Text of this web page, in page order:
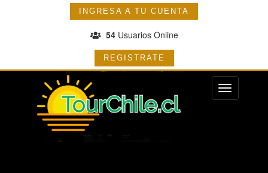
INGRESA A TU CUENTA
54Usuarios Online
REGISTRATE
Menu